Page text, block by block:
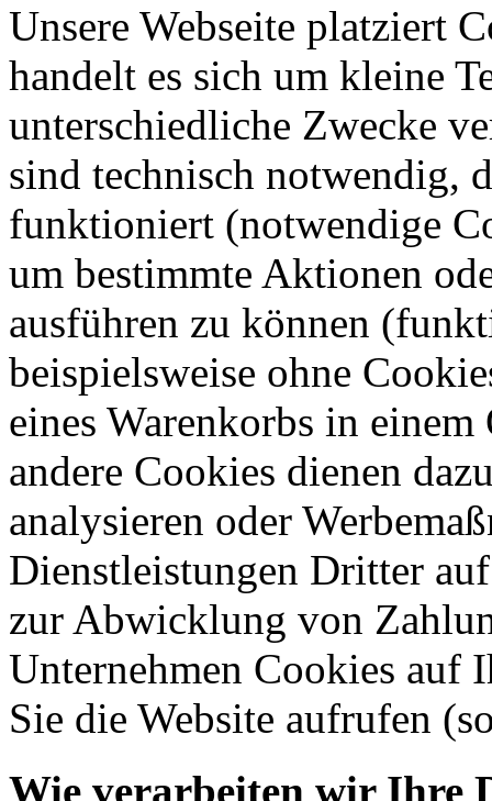
Unsere Webseite platziert
handelt es sich um kleine
unterschiedliche Zwecke
sind technisch notwendig,
funktioniert (notwendige
um bestimmte Aktionen
ausführen zu können
beispielsweise ohne
eines Warenkorbs in
andere Cookies dienen
analysieren oder
Dienstleistungen Dritter
zur Abwicklung von
Unternehmen Cookies auf
Sie die Website aufrufen
Wie verarbeiten wir Ihre